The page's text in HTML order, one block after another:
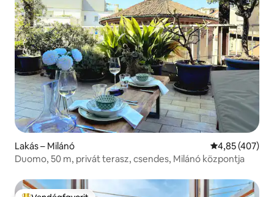
Lakás – Milánó Átlagos
4,85 (407)
Duomo, 50 m, privát terasz, csendes, Milánó központja